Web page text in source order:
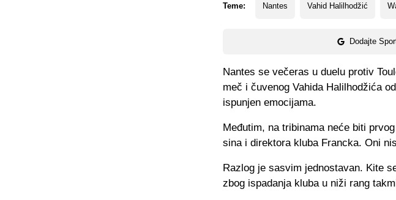
Teme: Nantes Vahid Halilhodžić
Dodajte
Nantes se večeras u duelu protiv
meč i čuvenog Vahida Halilhodžića
ispunjen emocijama.
Međutim, na tribinama neće biti
sina i direktora kluba Francka. Oni
Razlog je sasvim jednostavan. Kite
zbog ispadanja kluba u niži rang